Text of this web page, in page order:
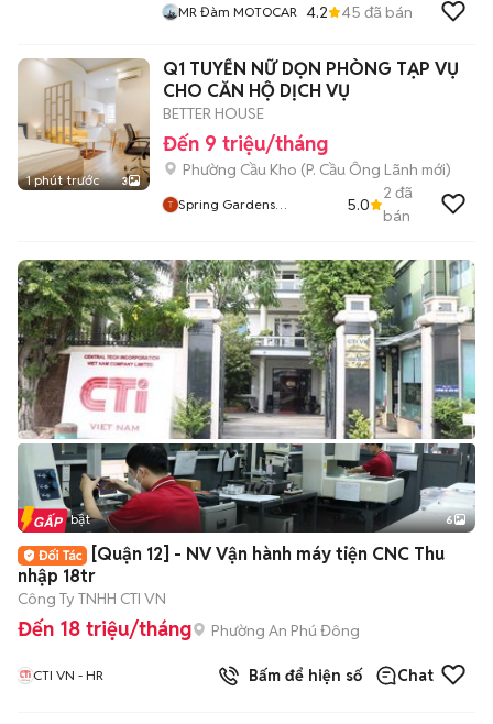
MR Đàm MOTOCAR 4.2 45 đã bán
1 phút trước 3
Q1 TUYỂN NỮ DỌN PHÒNG TẠP VỤ
CHO CĂN HỘ DỊCH VỤ
BETTER HOUSE
Đến 9 triệu/tháng
Phường Cầu Kho (P. Cầu Ông Lãnh mới)
Spring Gardens
5.0
2 đã
bán
+2
Tin nổi bật 6
[Quận 12] - NV Vận hành máy tiện CNC Thu
nhập 18tr
Công Ty TNHH CTI VN
Đến 18 triệu/tháng Phường An Phú Đông
CTI VN - HR Bấm để hiện số Chat